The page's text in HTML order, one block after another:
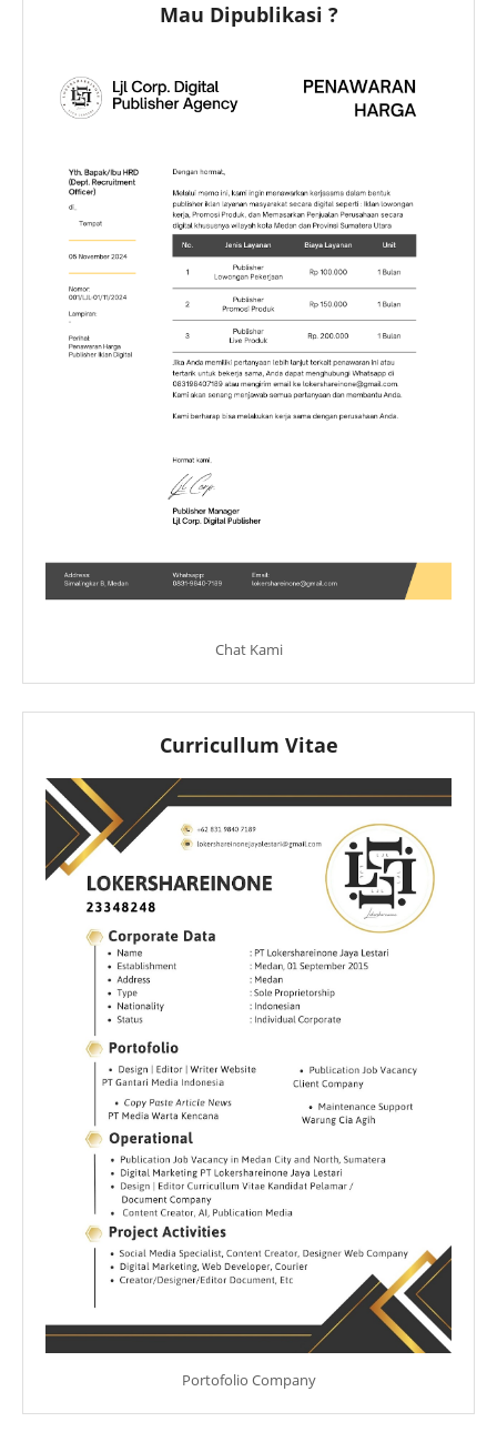
Mau Dipublikasi ?
Chat Kami
Curricullum Vitae
Portofolio Company